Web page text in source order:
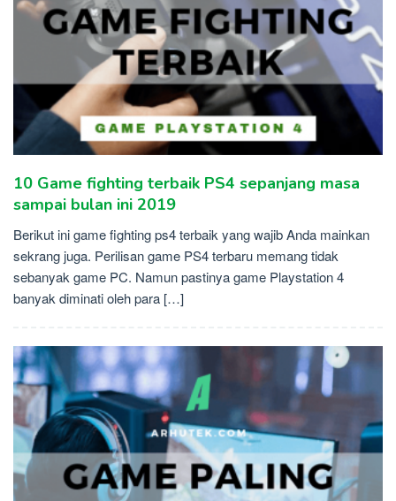
10 Game fighting terbaik PS4 sepanjang masa
sampai bulan ini 2019
Berikut ini game fighting ps4 terbaik yang wajib Anda mainkan
sekrang juga. Perilisan game PS4 terbaru memang tidak
sebanyak game PC. Namun pastinya game Playstation 4
banyak diminati oleh para […]